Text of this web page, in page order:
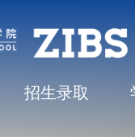
招生录取